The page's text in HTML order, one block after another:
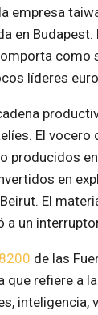
empresa
en
líderes
El vocero
producidos
en
El
a un
de las
que refiere a
inteligencia,